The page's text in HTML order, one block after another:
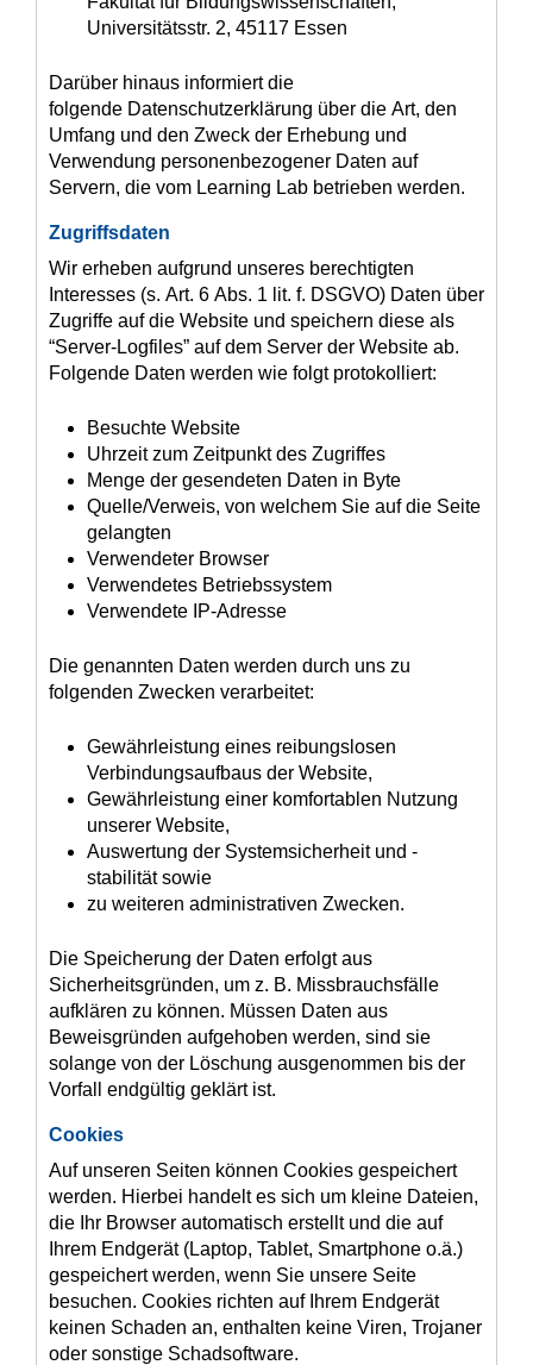
Universitätsstr. 2, 45117 Essen
Darüber hinaus informiert die
folgende Datenschutzerklärung über die Art, den
Umfang und den Zweck der Erhebung und
Verwendung personenbezogener Daten auf
Servern, die vom Learning Lab betrieben werden.
Zugriffsdaten
Wir erheben aufgrund unseres berechtigten
Interesses (s. Art. 6 Abs. 1 lit. f. DSGVO) Daten über
Zugriffe auf die Website und speichern diese als
“Server-Logfiles” auf dem Server der Website ab.
Folgende Daten werden wie folgt protokolliert:
Besuchte Website
Uhrzeit zum Zeitpunkt des Zugriffes
Menge der gesendeten Daten in Byte
Quelle/Verweis, von welchem Sie auf die Seite
gelangten
Verwendeter Browser
Verwendetes Betriebssystem
Verwendete IP-Adresse
Die genannten Daten werden durch uns zu
folgenden Zwecken verarbeitet:
Gewährleistung eines reibungslosen
Verbindungsaufbaus der Website,
Gewährleistung einer komfortablen Nutzung
unserer Website,
Auswertung der Systemsicherheit und -
stabilität sowie
zu weiteren administrativen Zwecken.
Die Speicherung der Daten erfolgt aus
Sicherheitsgründen, um z. B. Missbrauchsfälle
aufklären zu können. Müssen Daten aus
Beweisgründen aufgehoben werden, sind sie
solange von der Löschung ausgenommen bis der
Vorfall endgültig geklärt ist.
Cookies
Auf unseren Seiten können Cookies gespeichert
werden. Hierbei handelt es sich um kleine Dateien,
die Ihr Browser automatisch erstellt und die auf
Ihrem Endgerät (Laptop, Tablet, Smartphone o.ä.)
gespeichert werden, wenn Sie unsere Seite
besuchen. Cookies richten auf Ihrem Endgerät
keinen Schaden an, enthalten keine Viren, Trojaner
oder sonstige Schadsoftware.